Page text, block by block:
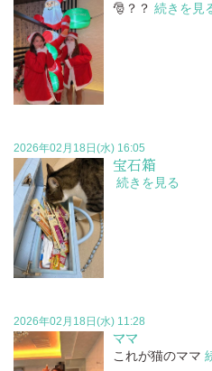
🎅？？ 続きを見
2026年02月18日(水) 16:05
宝石箱
続きを見る
2026年02月18日(水) 11:28
ママ
これが猫のママ